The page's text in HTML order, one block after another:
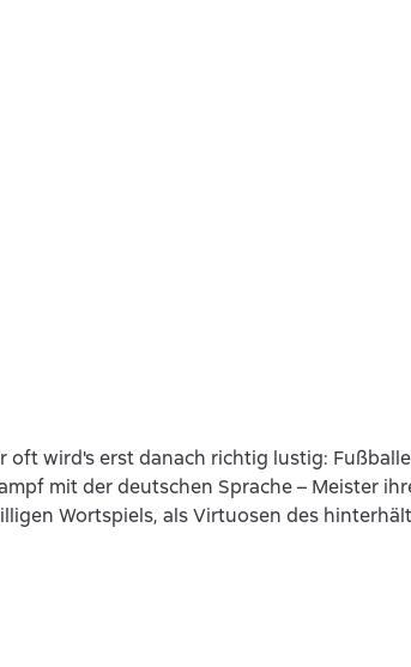
oft wird's erst danach richtig lustig:
mit der deutschen Sprache – Meister
Wortspiels, als Virtuosen des